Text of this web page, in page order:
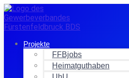
Zum
Inhalt
springen
Projekte
FFBjobs
Heimatguthaben